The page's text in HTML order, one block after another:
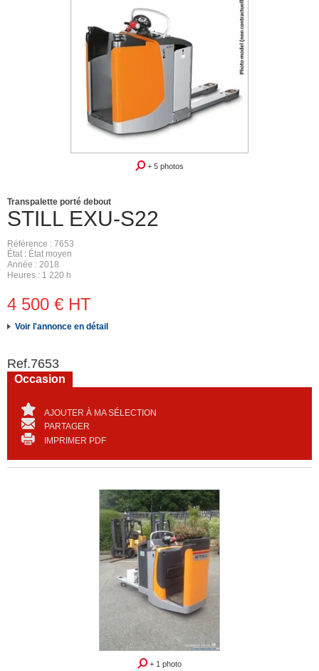
+ 5 photos
STILL EXU-S22
Transpalette porté debout
Référence
7653
État
État moyen
Année
2018
Heures
1 220 h
4 500 € HT
Voir l'annonce en détail
Ref.7653
Occasion
AJOUTER À MA SÉLECTION
PARTAGER
IMPRIMER PDF
+ 1 photo